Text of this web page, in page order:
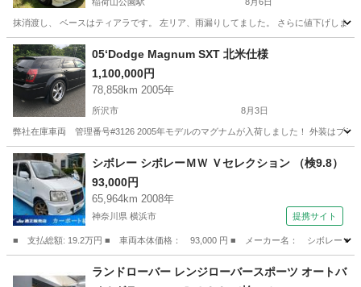
抹消渡し、 ベースはティアラです。 左リア、雨漏りしてました。 さらに値下げしまし
埼玉 狭山市 レストア
05‘Dodge Magnum SXT 北米仕様
1,100,000円
78,858km 2005年
所沢市 8月3日
弊社在庫車両 管理番号#3126 2005年モデルのマグナムが入荷しました！ 外装はブラ
埼玉 所沢市 その他 車両
シボレー シボレーＭＷ Ｖセレクション （検9.8）
93,000円
65,964km 2008年
神奈川県 横浜市 提携サイト
■ 支払総額: 19.2万円 ■ 車両本体価格： 93,000 円 ■ メーカー名： シボレー
その他
ランドローバー レンジローバースポーツ オートバ